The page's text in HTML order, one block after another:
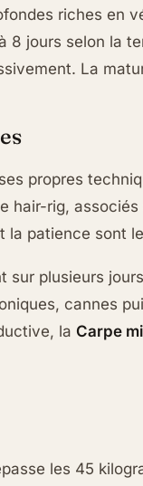
riches en
8 jours selon la
La
propres
hair-rig,
la patience sont
plusieurs
cannes
la Carpe
les 45